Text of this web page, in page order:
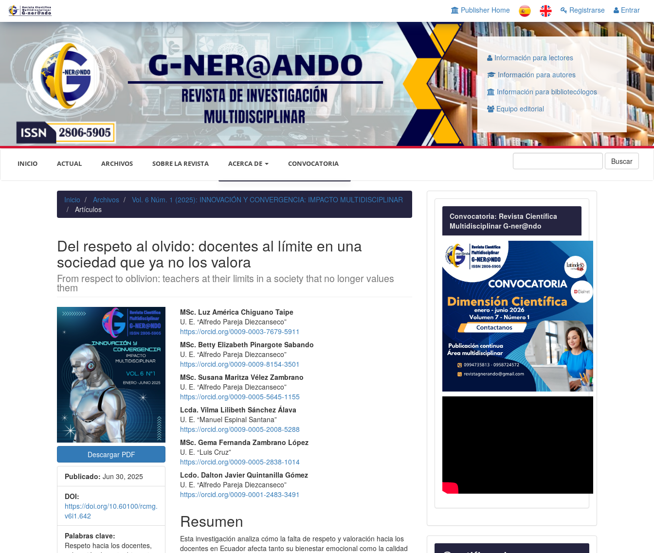
Navegación
principal
Contenido
Barra
lateral
Publisher Home Registrarse Entrar
Información para lectores
Información para autores
Información para bibliotecólogos
Equipo editorial
INICIO ACTUAL ARCHIVOS SOBRE LA REVISTA ACERCA DE
DECLARACIÓN DE PRIVACIDAD
PRIVACIDAD DE LA INFORMACIÓN
EQUIPO EDITORIAL
PROTOCOLO DE INTEROPERABILIDAD
CONTACTO
ENVÍOS
REGISTRARSE
ENTRAR
CONVOCATORIA Buscar
Inicio Archivos
Vol. 6 Núm. 1 (2025): INNOVACIÓN Y CONVERGENCIA: IMPACTO MULTIDISCIPLINAR
Artículos
Del respeto al olvido: docentes al límite en una
sociedad que ya no los valora
From respect to oblivion: teachers at their limits in a society that no longer values
them
Barra
lateral
del
artículo
Descargar PDF
Publicado: Jun 30, 2025
DOI:
https://doi.org/10.60100/rcmg.
v6i1.642
Palabras clave:
Respeto hacia los docentes,
Contenido
principal
del
artículo
MSc. Luz América Chiguano Taipe
U. E. “Alfredo Pareja Diezcanseco”
https://orcid.org/0009-0003-7679-5911
MSc. Betty Elizabeth Pinargote Sabando
U. E. “Alfredo Pareja Diezcanseco”
https://orcid.org/0009-0009-8154-3501
MSc. Susana Maritza Vélez Zambrano
U. E. “Alfredo Pareja Diezcanseco”
https://orcid.org/0009-0005-5645-1155
Lcda. Vilma Lilibeth Sánchez Álava
U. E. “Manuel Espinal Santana”
https://orcid.org/0009-0005-2008-5288
MSc. Gema Fernanda Zambrano López
U. E. “Luis Cruz”
https://orcid.org/0009-0005-2838-1014
Lcdo. Dalton Javier Quintanilla Gómez
U. E. “Alfredo Pareja Diezcanseco”
https://orcid.org/0009-0001-2483-3491
Resumen
Esta investigación analiza cómo la falta de respeto y valoración hacia los
docentes en Ecuador afecta tanto su bienestar emocional como la calidad
Convocatoria
Convocatoria: Revista Científica
Multidisciplinar G-ner@ndo
Indexaciones